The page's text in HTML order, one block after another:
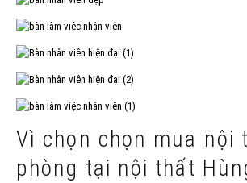
Vì chọn chọn mua nội
phòng tại nội thất